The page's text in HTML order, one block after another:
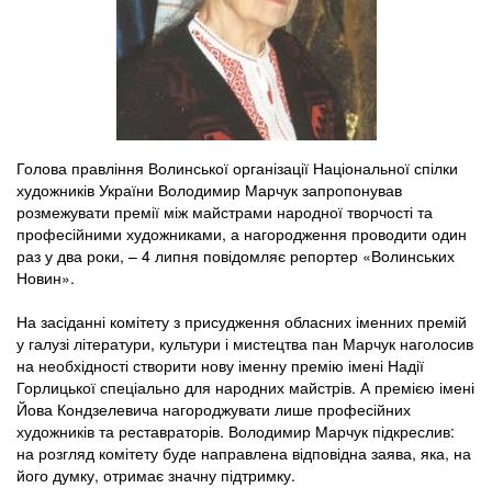
Голова правління Волинської організації Національної спілки
художників України Володимир Марчук запропонував
розмежувати премії між майстрами народної творчості та
професійними художниками, а нагородження проводити один
раз у два роки, – 4 липня повідомляє репортер «Волинських
Новин».
На засіданні комітету з присудження обласних іменних премій
у галузі літератури, культури і мистецтва пан Марчук наголосив
на необхідності створити нову іменну премію імені Надії
Горлицької спеціально для народних майстрів. А премією імені
Йова Кондзелевича нагороджувати лише професійних
художників та реставраторів. Володимир Марчук підкреслив:
на розгляд комітету буде направлена відповідна заява, яка, на
його думку, отримає значну підтримку.